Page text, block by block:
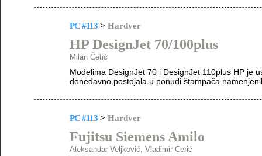
PC #113 > Hardver
HP DesignJet 70/100plus
Milan Četić
Modelima DesignJet 70 i DesignJet 110plus HP je
donedavno postojala u ponudi štampača
PC #113 > Hardver
Fujitsu Siemens Amilo
Aleksandar Veljković, Vladimir Cerić